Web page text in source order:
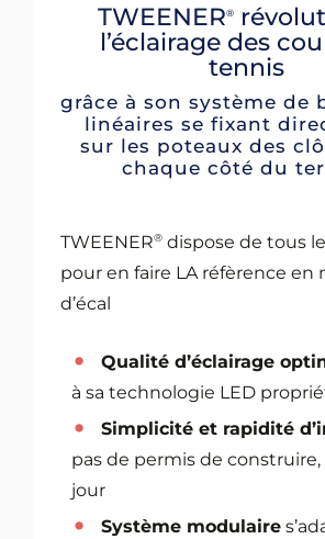
TWEENER®
l’éclairage des
tennis
grâce à son système de
linéaires se fixant
sur les poteaux des
chaque côté du
TWEENER® dispose de tous
pour en faire LA réfèrence en
d’écal
Qualité d’éclairage
à sa technologie LED
Simplicité et rapidité
pas de permis de construire,
jour
Système modulaire